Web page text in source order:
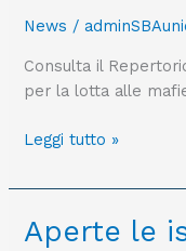
News /
Consulta il
per la lotta alle
la
in
inerenti
Leggi tutto »
Aperte le
Aperte